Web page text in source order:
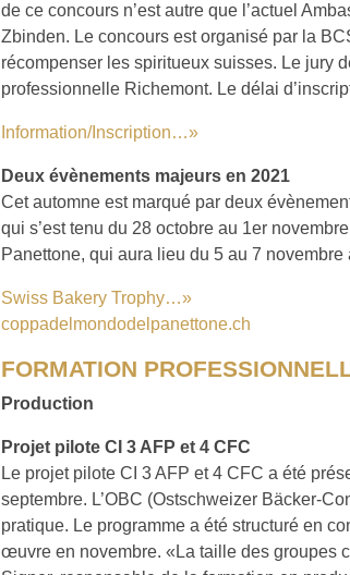
de ce concours n’est autre que l’actuel
Zbinden. Le concours est organisé par la
récompenser les spiritueux suisses. Le jury
professionnelle Richemont. Le délai
Information/Inscription…»
Deux évènements majeurs en 2021
Cet automne est marqué par deux
qui s’est tenu du 28 octobre au 1er
Panettone, qui aura lieu du 5 au 7 novembre
Swiss Bakery Trophy…»
coppadelmondodelpanettone.ch
FORMATION
Production
Projet pilote CI 3 AFP et 4 CFC
Le projet pilote CI 3 AFP et 4 CFC a été
septembre. L’OBC (Ostschweizer Bäcker-
pratique. Le programme a été structuré en
œuvre en novembre. «La taille des groupes